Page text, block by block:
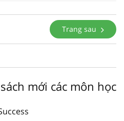
Trang sau
mới các môn học